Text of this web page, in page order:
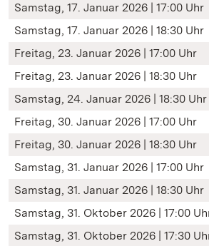
Samstag, 17. Januar 2026 | 17:00 Uhr
Samstag, 17. Januar 2026 | 18:30 Uhr
Freitag, 23. Januar 2026 | 17:00 Uhr
Freitag, 23. Januar 2026 | 18:30 Uhr
Samstag, 24. Januar 2026 | 18:30 Uhr
Freitag, 30. Januar 2026 | 17:00 Uhr
Freitag, 30. Januar 2026 | 18:30 Uhr
Samstag, 31. Januar 2026 | 17:00 Uhr
Samstag, 31. Januar 2026 | 18:30 Uhr
Samstag, 31. Oktober 2026 | 17:00
Samstag, 31. Oktober 2026 | 17:30